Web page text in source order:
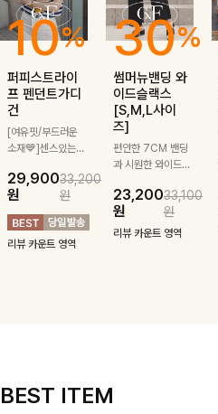
10%
퍼피스트라이
프 펜던트가디
건
[여유핏/부드러운
소재💙]센스있는
귀여운 퍼피 펜던
트로 포인트를 선
사하는 니트 가디
건을 소개할게요 :)
29,900
원
33,200
원
리뷰 카운트 영역
30%
썸머뉴밴딩 와
이드슬랙스
[S,M,L사이
즈]
편안한 7CM 밴딩
과 시원한 와이드
로 여름 잡아보자 !
23,200
원
33,100
원
리뷰 카운트 영역
BEST ITEM